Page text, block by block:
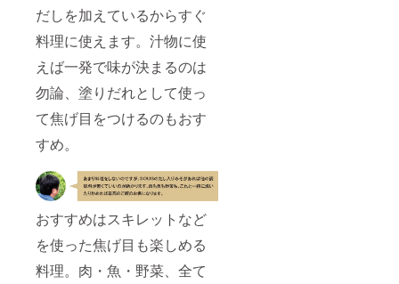
だしを加えているからすぐ
料理に使えます。汁物に使
えば一発で味が決まるのは
勿論、塗りだれとして使っ
て焦げ目をつけるのもおす
すめ。
おすすめはスキレットなど
を使った焦げ目も楽しめる
料理。肉・魚・野菜、全て